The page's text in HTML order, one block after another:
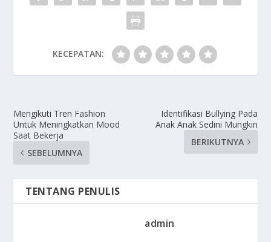
KECEPATAN:
Mengikuti Tren Fashion
Untuk Meningkatkan Mood
Saat Bekerja
SEBELUMNYA
Identifikasi Bullying Pada
Anak Anak Sedini Mungkin
BERIKUTNYA
TENTANG PENULIS
admin